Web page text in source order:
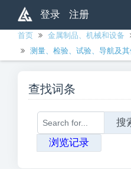
登录 注册
首页 金属制品、机械和设备
测量、检验、试验、导航及其他用途仪器和器械，光学仪器除外；工业生产过程控制设备；及
查找词条
搜
浏览记录